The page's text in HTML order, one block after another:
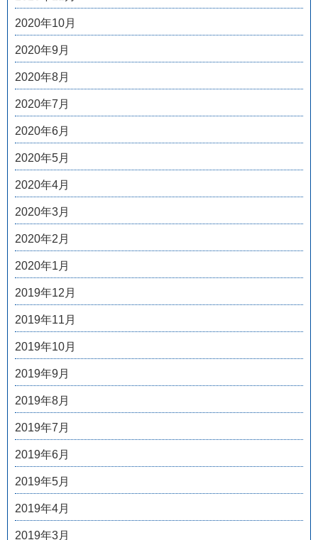
2020年10月
2020年9月
2020年8月
2020年7月
2020年6月
2020年5月
2020年4月
2020年3月
2020年2月
2020年1月
2019年12月
2019年11月
2019年10月
2019年9月
2019年8月
2019年7月
2019年6月
2019年5月
2019年4月
2019年3月